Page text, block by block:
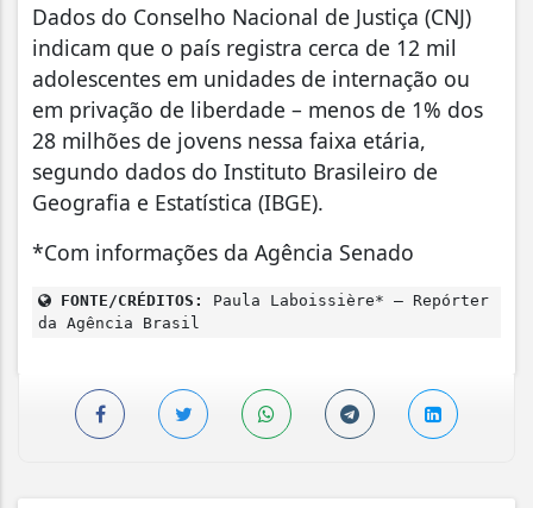
Dados do Conselho Nacional de Justiça (CNJ)
indicam que o país registra cerca de 12 mil
adolescentes em unidades de internação ou
em privação de liberdade – menos de 1% dos
28 milhões de jovens nessa faixa etária,
segundo dados do Instituto Brasileiro de
Geografia e Estatística (IBGE).
*Com informações da Agência Senado
FONTE/CRÉDITOS:
Paula Laboissière* – Repórter
da Agência Brasil